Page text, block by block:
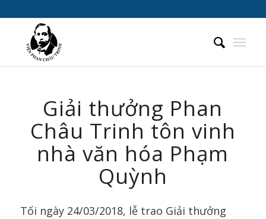
Giải thưởng Phan
Châu Trinh tôn vinh
nhà văn hóa Phạm
Quỳnh
Tối ngày 24/03/2018, lễ trao Giải thưởng